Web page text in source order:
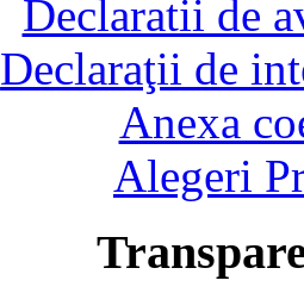
Declaratii de
Declaraţii de
Anexa
Alegeri